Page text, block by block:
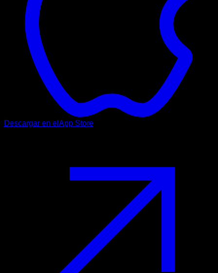
Descargar en el App Store